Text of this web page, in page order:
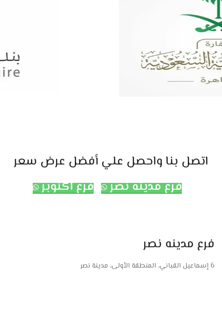
اتصل بنا واحصل علي أفضل عرض سعر
فرع مدينه نصر
فرع اكتوبر
فرع مدينه نصر
6 إسماعيل القباني، المنطقة الأولى، مدينة نصر